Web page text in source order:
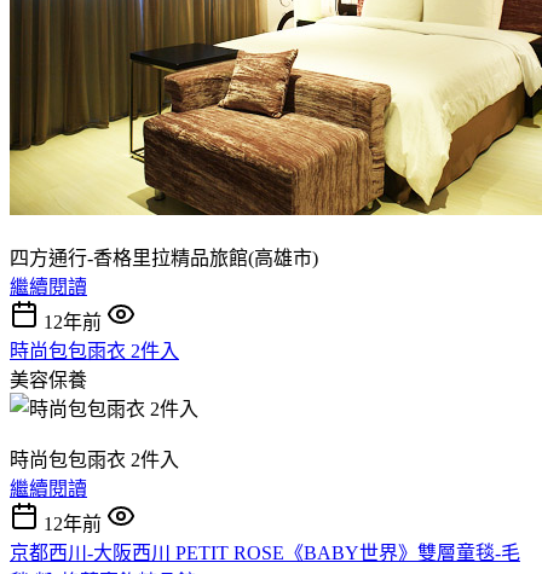
四方通行-香格里拉精品旅館(高雄市)
繼續閱讀
12年前
時尚包包雨衣 2件入
美容保養
時尚包包雨衣 2件入
繼續閱讀
12年前
京都西川-大阪西川 PETIT ROSE《BABY世界》雙層童毯-毛